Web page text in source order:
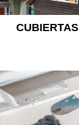
CUBIERTAS